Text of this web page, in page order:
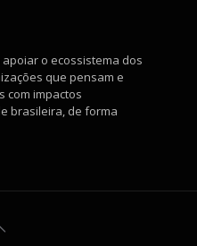
o ecossistema dos
que pensam e
com impactos
brasileira, de forma